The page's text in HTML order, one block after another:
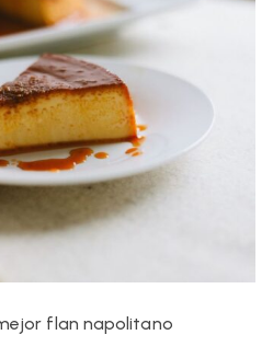
flan napolitano